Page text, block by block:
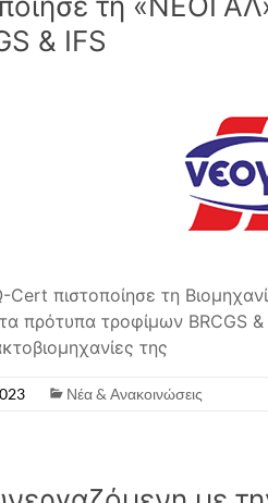
& IFS
Cert πιστοποίησε τη
πρότυπα τροφίμων BRCGS
της
Νέα & Ανακοινώσεις